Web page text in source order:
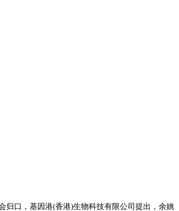
归口，基因港(香港)生物科技有限公司提出，余姚